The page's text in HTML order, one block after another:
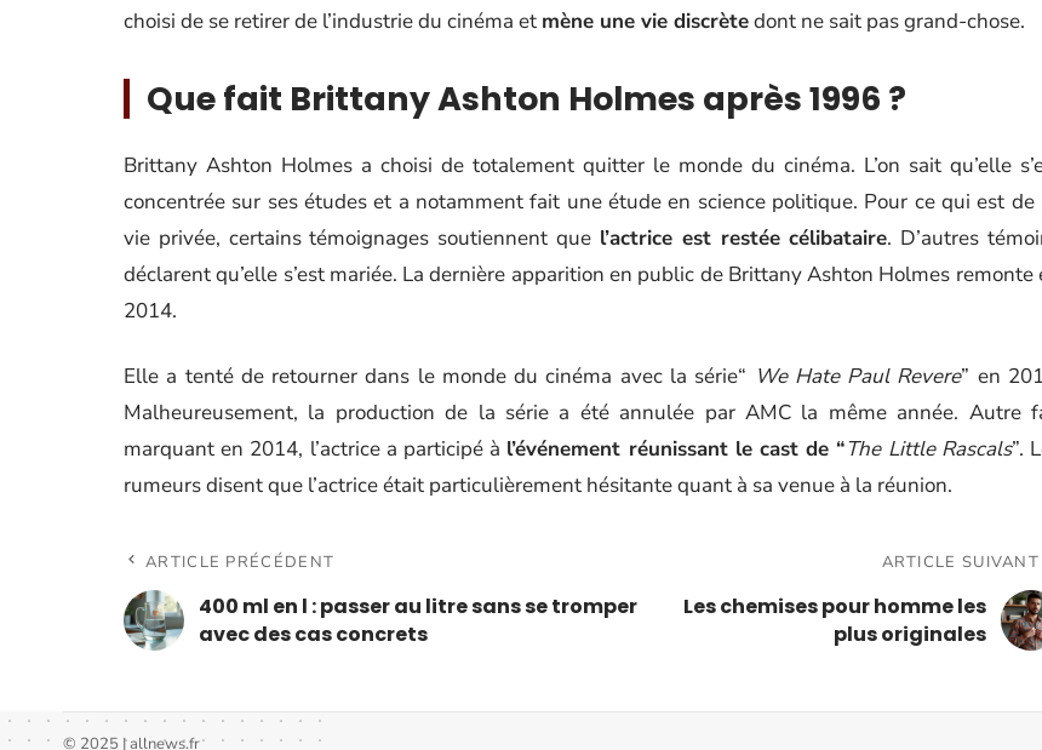
choisi de se retirer de l’industrie du cinéma et mène une vie discrètedont ne sait pas grand-chose.
Que fait Brittany Ashton Holmes après 1996 ?
Brittany Ashton Holmes a choisi de totalement quitter le monde du cinéma. L’on sait qu’elle
concentrée sur ses études et a notamment fait une étude en science politique. Pour ce qui est de
vie privée, certains témoignages soutiennent que l’actrice est restée célibataire. D’autres
déclarent qu’elle s’est mariée. La dernière apparition en public de Brittany Ashton Holmes remonte
2014.
Elle a tenté de retourner dans le monde du cinéma avec la série“ We Hate Paul Revere” en
Malheureusement, la production de la série a été annulée par AMC la même année. Autre
marquant en 2014, l’actrice a participé à l’événement réunissant le cast de “The Little Rascals”.
rumeurs disent que l’actrice était particulièrement hésitante quant à sa venue à la réunion.
ARTICLE PRÉCÉDENT
400 ml en l : passer au litre sans se tromper
avec des cas concrets
ARTICLE SUIVANT
Les chemises pour homme les
plus originales
© 2025 | allnews.fr